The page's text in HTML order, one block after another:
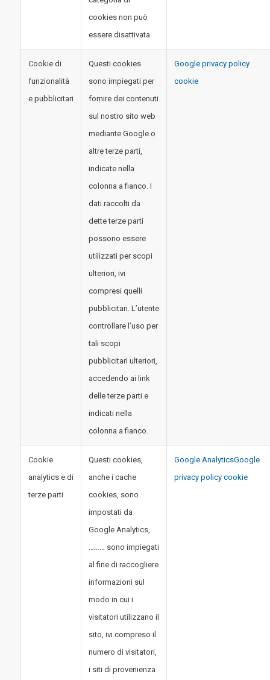
cookies non può
essere disattivata.
Cookie di
funzionalità
e pubblicitari
Questi cookies
sono impiegati per
fornire dei contenuti
sul nostro sito web
mediante Google o
altre terze parti,
indicate nella
colonna a fianco. I
dati raccolti da
dette terze parti
possono essere
utilizzati per scopi
ulteriori, ivi
compresi quelli
pubblicitari. L’utente
controllare l’uso per
tali scopi
pubblicitari ulteriori,
accedendo ai link
delle terze parti e
indicati nella
colonna a fianco.
Google privacy policy
cookie
Cookie
analytics e di
terze parti
Questi cookies,
anche i cache
cookies, sono
impostati da
Google Analytics,
……… sono impiegati
al fine di raccogliere
informazioni sul
modo in cui i
visitatori utilizzano il
sito, ivi compreso il
numero di visitatori,
i siti di provenienza
Google AnalyticsGoogle
privacy policy cookie